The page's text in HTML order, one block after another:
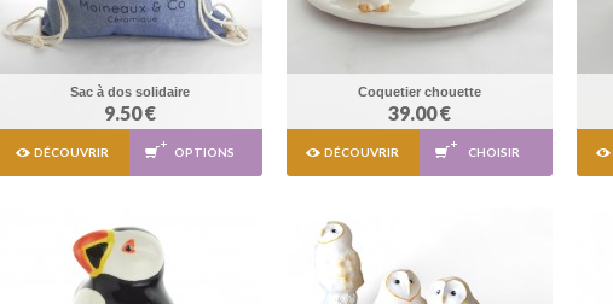
Sac à dos solidaire
9.50 €
DÉCOUVRIR OPTIONS
Coquetier chouette
39.00 €
DÉCOUVRIR CHOISIR